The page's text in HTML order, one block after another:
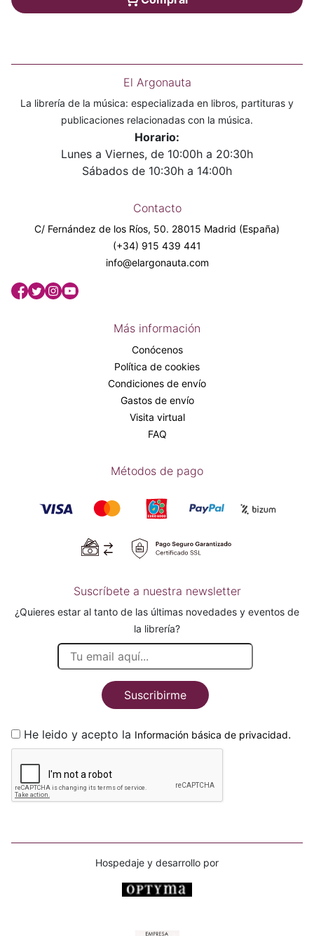
El Argonauta
La librería de la música: especializada en libros, partituras y
publicaciones relacionadas con la música.
Horario:
Lunes a Viernes, de 10:00h a 20:30h
Sábados de 10:30h a 14:00h
Contacto
C/ Fernández de los Ríos, 50. 28015 Madrid (España)
(+34) 915 439 441
info@elargonauta.com
Más información
Conócenos
Política de cookies
Condiciones de envío
Gastos de envío
Visita virtual
FAQ
Métodos de pago
Suscríbete a nuestra newsletter
¿Quieres estar al tanto de las últimas novedades y eventos de
la librería?
Suscribirme
He leido y acepto la Información básica de privacidad.
Hospedaje y desarrollo por